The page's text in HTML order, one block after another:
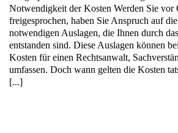
Notwendigkeit der Kosten Werden Sie vor
freigesprochen, haben Sie Anspruch auf
notwendigen Auslagen, die Ihnen durch
entstanden sind. Diese Auslagen können
Kosten für einen Rechtsanwalt,
umfassen. Doch wann gelten die Kosten
[...]